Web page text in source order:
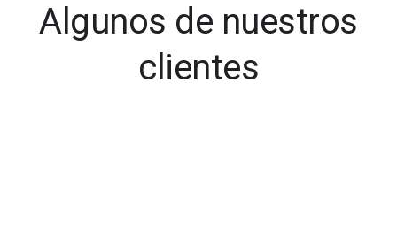
Algunos de nuestros
clientes